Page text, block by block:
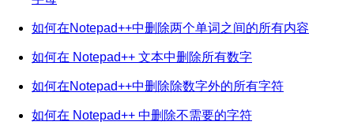
如何在Notepad++中删除两个单词之间的所有内容
如何在 Notepad++ 文本中删除所有数字
如何在Notepad++中删除除数字外的所有字符
如何在 Notepad++ 中删除不需要的字符